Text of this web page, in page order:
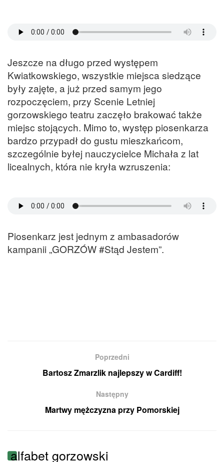
Jeszcze na długo przed występem
Kwiatkowskiego, wszystkie miejsca siedzące
były zajęte, a już przed samym jego
rozpoczęciem, przy Scenie Letniej
gorzowskiego teatru zaczęło brakować także
miejsc stojących. Mimo to, występ piosenkarza
bardzo przypadł do gustu mieszkańcom,
szczególnie byłej nauczycielce Michała z lat
licealnych, która nie kryła wzruszenia:
Piosenkarz jest jednym z ambasadorów
kampanii „GORZÓW #Stąd Jestem”.
Poprzedni
Bartosz Zmarzlik najlepszy w Cardiff!
Następny
Martwy mężczyzna przy Pomorskiej
alfabet gorzowski